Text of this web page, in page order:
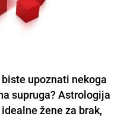
upoznati nekoga
supruga? Astrologija
žene za brak,